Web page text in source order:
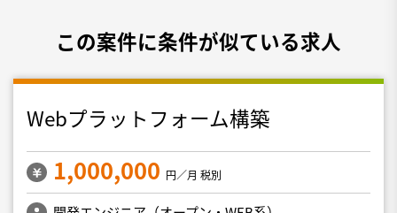
この案件に条件が似ている求人
Webプラットフォーム構築
1,000,000 円／月 税別